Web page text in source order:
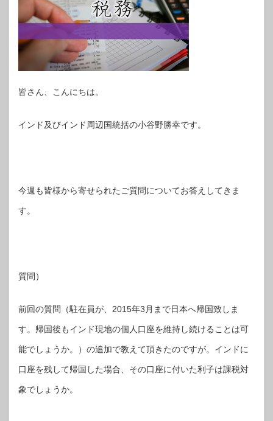
皆さん、こんにちは。
インド及びインド周辺国統括の小谷野勝幸です。
今週も皆様から寄せられたご質問についてお答えしてきま
す。
質問）
前回の質問（駐在員が、2015年3月まで日本へ帰国致しま
す。帰国後もインド現地の個人口座を維持し続けることは可
能でしょうか。）の追加で教えて頂きたのですが。インドに
口座を残して帰国した場合、その口座に付いた利子は課税対
象でしょうか。